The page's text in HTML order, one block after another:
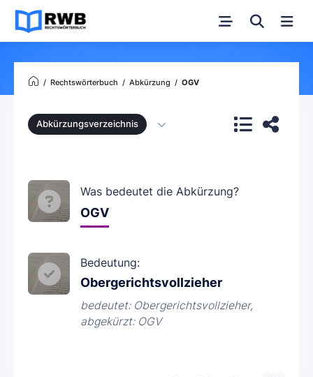
Rechtswörterbuch Abkürzung OGV
Abkürzungsverzeichnis
Was bedeutet die Abkürzung?
OGV
Bedeutung:
Obergerichtsvollzieher
bedeutet: Obergerichtsvollzieher,
abgekürzt: OGV